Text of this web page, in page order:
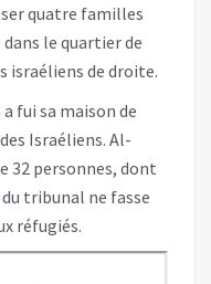
quatre familles
le quartier de
israéliens de droite.
fui sa maison de
Israéliens. Al-
32 personnes, dont
tribunal ne fasse
réfugiés.